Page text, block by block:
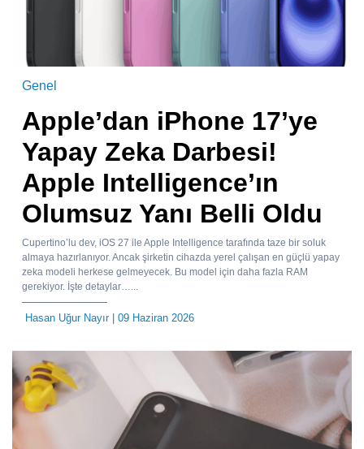
Genel
Apple’dan iPhone 17’ye
Yapay Zeka Darbesi!
Apple Intelligence’ın
Olumsuz Yanı Belli Oldu
Cupertino’lu dev, iOS 27 ile Apple Intelligence tarafında taze bir soluk
almaya hazırlanıyor. Ancak şirketin cihazda yerel çalışan en güçlü yapay
zeka modeli herkese gelmeyecek. Bu model için daha fazla RAM
gerekiyor. İşte detaylar…...
Hasan Uğur Nayır| 09 Haziran 2026